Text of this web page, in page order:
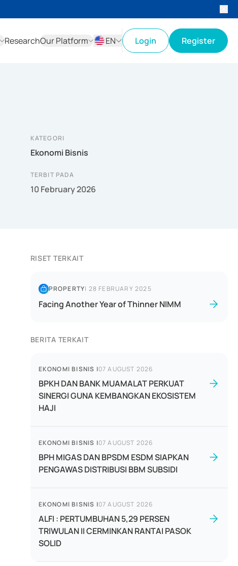
ResearchOur Platform
EN
Login Register
KATEGORI
Ekonomi Bisnis
TERBIT PADA
10 February 2026
RISET TERKAIT
PROPERTY| 28 FEBRUARY 2025
Facing Another Year of Thinner NIMM
BERITA TERKAIT
EKONOMI BISNIS |07 AUGUST 2026
BPKH DAN BANK MUAMALAT PERKUAT
SINERGI GUNA KEMBANGKAN EKOSISTEM
HAJI
EKONOMI BISNIS |07 AUGUST 2026
BPH MIGAS DAN BPSDM ESDM SIAPKAN
PENGAWAS DISTRIBUSI BBM SUBSIDI
EKONOMI BISNIS |07 AUGUST 2026
ALFI : PERTUMBUHAN 5,29 PERSEN
TRIWULAN II CERMINKAN RANTAI PASOK
SOLID